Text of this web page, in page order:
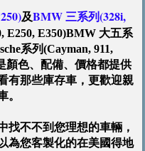
及BMW 三系列(328i,
E250, E350)BMW 大五系
系列(Cayman, 911,
顏色、配備、價格都提供
有那些庫存車，更歡迎親
。
找不不到您理想的車輛，
為您客製化的在美國得地